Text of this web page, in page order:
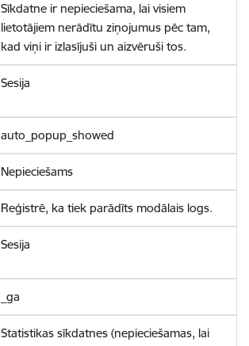
Sīkdatne ir nepieciešama, lai visiem
lietotājiem nerādītu ziņojumus pēc tam,
kad viņi ir izlasījuši un aizvēruši tos.
Sesija
auto_popup_showed
Nepieciešams
Reģistrē, ka tiek parādīts modālais logs.
Sesija
_ga
Statistikas sīkdatnes (nepieciešamas, lai